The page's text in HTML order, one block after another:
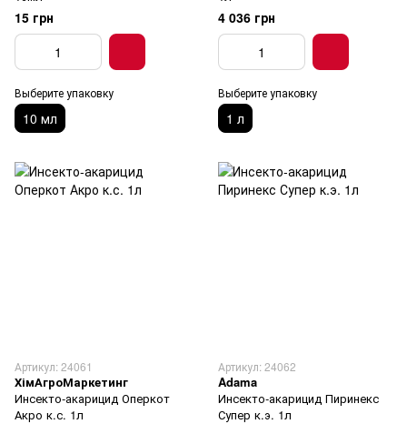
15 грн
Выберите упаковку
10 мл
4 036 грн
Выберите упаковку
1 л
Артикул: 24061
ХімАгроМаркетинг
Инсекто-акарицид Оперкот
Акро к.с. 1л
Артикул: 24062
Adama
Инсекто-акарицид Пиринекс
Супер к.э. 1л